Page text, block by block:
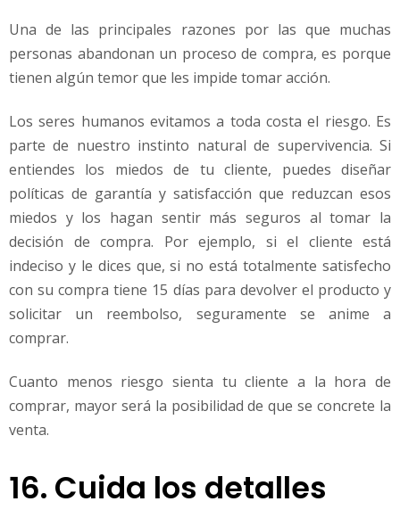
Una de las principales razones por las que muchas
personas abandonan un proceso de compra, es porque
tienen algún temor que les impide tomar acción.
Los seres humanos evitamos a toda costa el riesgo. Es
parte de nuestro instinto natural de supervivencia. Si
entiendes los miedos de tu cliente, puedes diseñar
políticas de garantía y satisfacción que reduzcan esos
miedos y los hagan sentir más seguros al tomar la
decisión de compra. Por ejemplo, si el cliente está
indeciso y le dices que, si no está totalmente satisfecho
con su compra tiene 15 días para devolver el producto y
solicitar un reembolso, seguramente se anime a
comprar.
Cuanto menos riesgo sienta tu cliente a la hora de
comprar, mayor será la posibilidad de que se concrete la
venta.
16. Cuida los detalles